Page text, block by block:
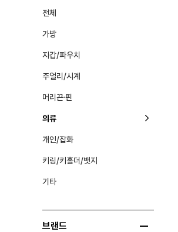
전체
가방
지갑/파우치
주얼리/시계
머리끈·핀
의류
개인/잡화
키링/키홀더/뱃지
기타
브랜드
자수 양말(토토
신규
25,000